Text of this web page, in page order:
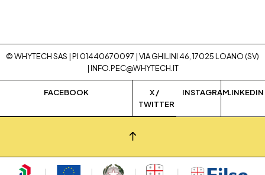
© WHYTECH SAS | PI 01440670097 | VIA GHILINI 46, 17025 LOANO (SV)
|INFO.PEC@WHYTECH.IT
FACEBOOK
X /
TWITTER
INSTAGRAMLINKEDIN